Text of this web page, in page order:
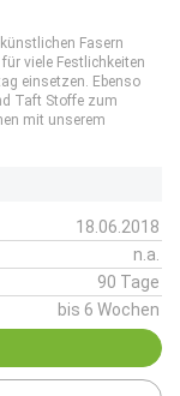
Fasern
viele Festlichkeiten
einsetzen. Ebenso
Taft Stoffe zum
mit unserem
18.06.2018
n.a.
90 Tage
bis 6 Wochen